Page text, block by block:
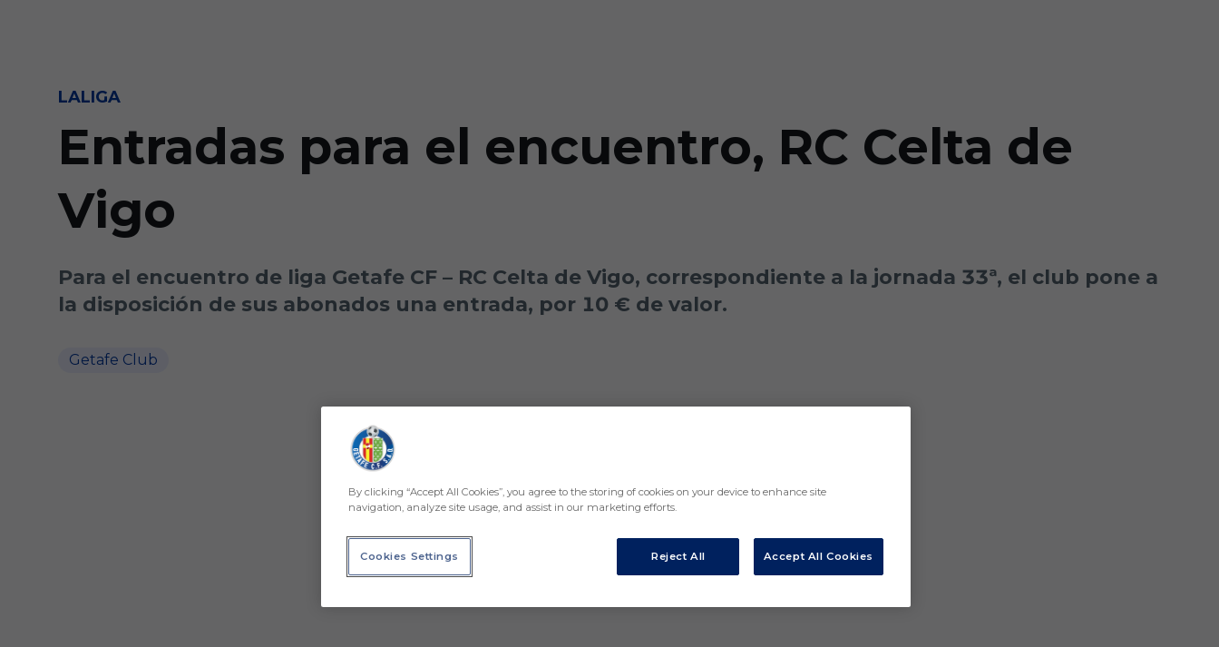
LALIGA
Entradas para el encuentro, RC Celta de
Vigo
Para el encuentro de liga Getafe CF – RC Celta de Vigo, correspondiente a la jornada 33ª, el club pone a
la disposición de sus abonados una entrada, por 10 € de valor.
Getafe Club
By clicking “Accept All Cookies”, you agree to the storing of cookies on your device to enhance site
navigation, analyze site usage, and assist in our marketing efforts.
Reject All Accept All Cookies
Cookies Settings